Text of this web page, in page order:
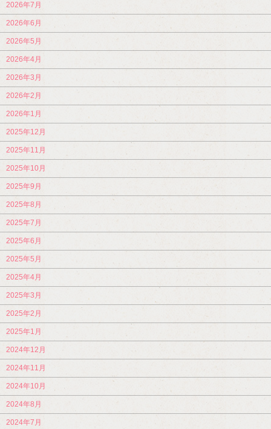
2026年7月
2026年6月
2026年5月
2026年4月
2026年3月
2026年2月
2026年1月
2025年12月
2025年11月
2025年10月
2025年9月
2025年8月
2025年7月
2025年6月
2025年5月
2025年4月
2025年3月
2025年2月
2025年1月
2024年12月
2024年11月
2024年10月
2024年8月
2024年7月